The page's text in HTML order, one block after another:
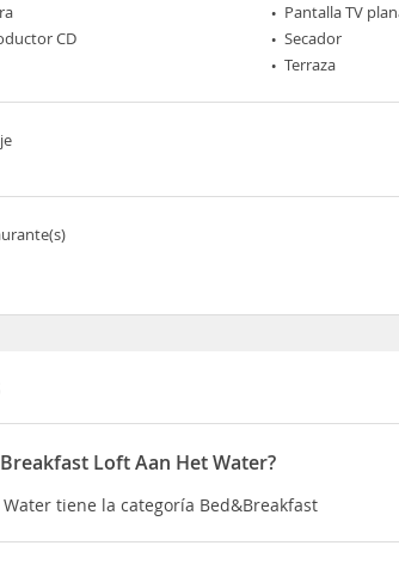
Pantalla TV
CD
Secador
Terraza
Loft Aan Het Water?
tiene la categoría Bed&Breakfast